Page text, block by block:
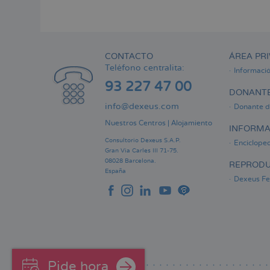
Pide hora
CONTACTO
Teléfono centralita:
93 227 47 00
info@dexeus.com
Nuestros Centros | Alojamiento
Consultorio Dexeus S.A.P.
Gran Via Carles III 71-75.
08028 Barcelona.
España
ÁREA
Donante
Dexeus